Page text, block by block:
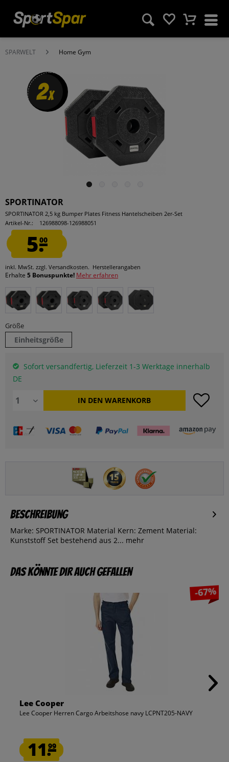
SPARWELT Home Gym
2x
SPORTINATOR
SPORTINATOR 2,5 kg Bumper Plates Fitness Hantelscheiben 2er-Set
Artikel-Nr.:
126988098-126988051
5.00
inkl. MwSt. zzgl. Versandkosten. Herstellerangaben
Erhalte 5 Bonuspunkte! Mehr erfahren
Größe
Einheitsgröße
Sofort versandfertig, Lieferzeit 1-3 Werktage innerhalb
DE
IN DEN WARENKORB
Beschreibung
Marke: SPORTINATOR Material Kern: Zement Material:
Kunststoff Set bestehend aus 2... mehr
Das könnte dir auch gefallen
-67%
Lee Cooper
Lee Cooper Herren Cargo Arbeitshose navy LCPNT205-NAVY
11.99